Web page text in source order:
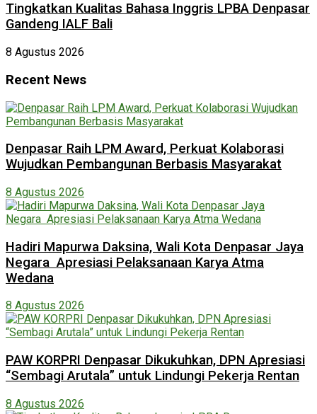
Tingkatkan Kualitas Bahasa Inggris LPBA Denpasar
Gandeng IALF Bali
8 Agustus 2026
Recent News
Denpasar Raih LPM Award, Perkuat Kolaborasi
Wujudkan Pembangunan Berbasis Masyarakat
8 Agustus 2026
Hadiri Mapurwa Daksina, Wali Kota Denpasar Jaya
Negara Apresiasi Pelaksanaan Karya Atma
Wedana
8 Agustus 2026
PAW KORPRI Denpasar Dikukuhkan, DPN Apresiasi
“Sembagi Arutala” untuk Lindungi Pekerja Rentan
8 Agustus 2026